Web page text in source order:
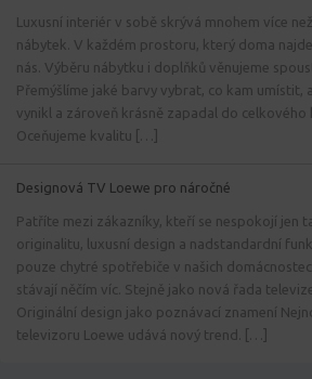
Luxusní interiér v sobě skrývá mnohem více
nábytek. V každém prostoru, který doma
nás. Výběru nábytku i doplňků věnujeme
Přemýšlíme jaké barvy vybrat, co kam umístit,
vynikl a zároveň krásně zapadal do celkového
Oceňujeme kvalitu […]
Designová TV Loewe pro náročné
Patříte mezi zákazníky, kteří se nespokojí jen
originalitu, luxusní design a nadstandardní
pouze chytré spotřebiče v našich
stávají něčím víc. Stejně jako nová řada
Originální design jako poznávací znamení
televizoru Loewe udává nový trend. […]